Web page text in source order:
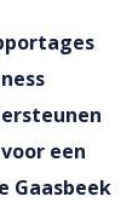
een
Gaasbeek